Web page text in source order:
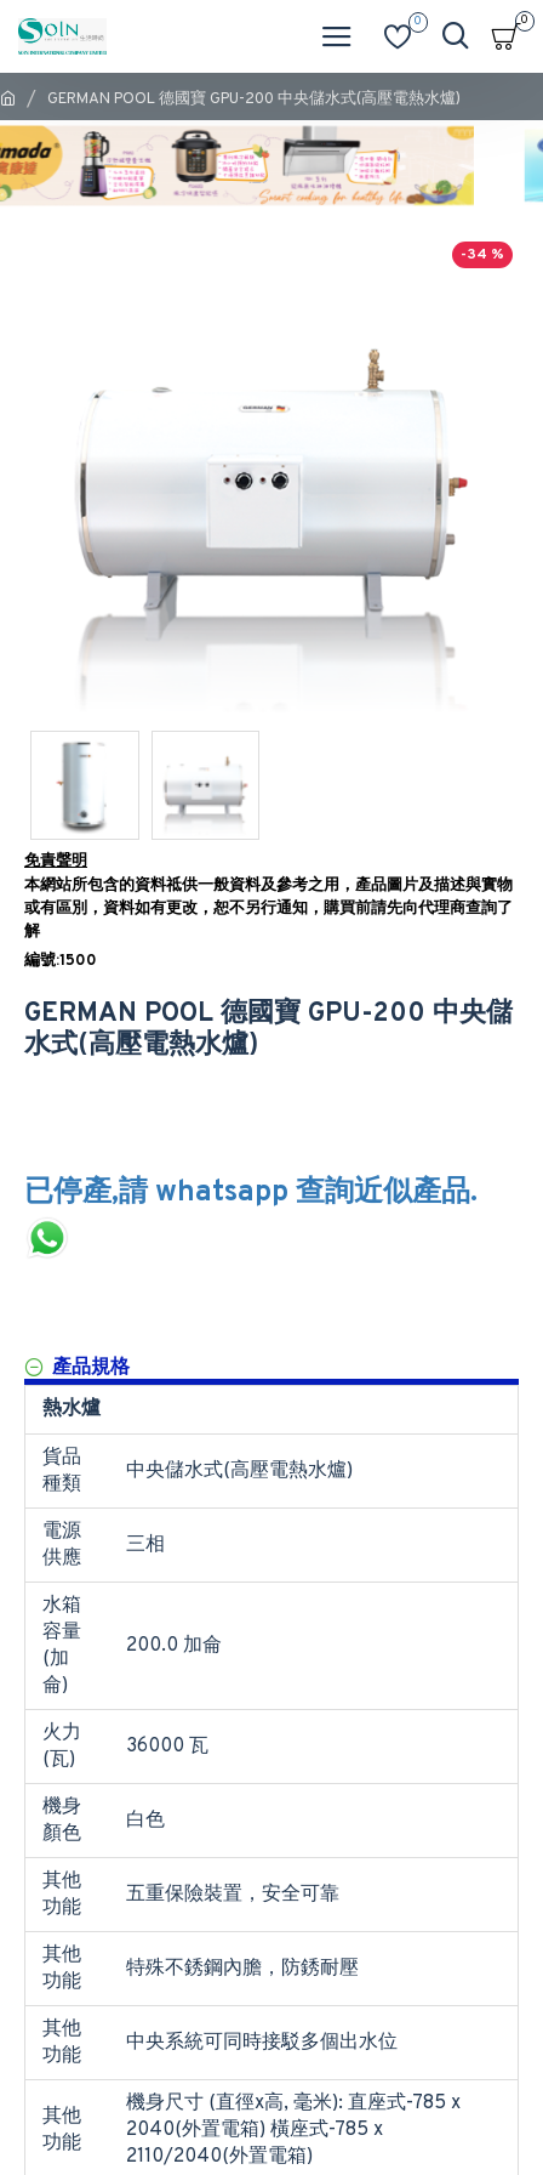
0 0
GERMAN POOL 德國寶 GPU-200 中央儲水式(高壓電熱水爐)
-34 %
免責聲明
本網站所包含的資料祗供一般資料及參考之用，產品圖片及描述與實物
或有區別，資料如有更改，恕不另行通知，購買前請先向代理商查詢了
解
編號:1500
GERMAN POOL 德國寶 GPU-200 中央儲
水式(高壓電熱水爐)
已停產,請 whatsapp 查詢近似產品.
產品規格
熱水爐
貨品
種類
中央儲水式(高壓電熱水爐)
電源
供應
三相
水箱
容量
(加
侖)
200.0 加侖
火力
(瓦)
36000 瓦
機身
顏色
白色
其他
功能
五重保險裝置，安全可靠
其他
功能
特殊不銹鋼內膽，防銹耐壓
其他
功能
中央系統可同時接駁多個出水位
其他
功能
機身尺寸 (直徑x高, 毫米): 直座式-785 x
2040(外置電箱) 橫座式-785 x
2110/2040(外置電箱)